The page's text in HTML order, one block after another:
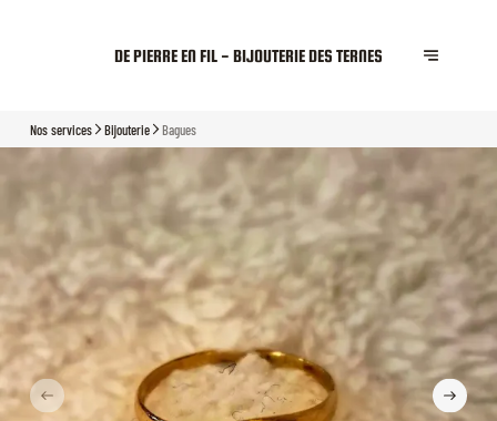
DE PIERRE EN FIL - BIJOUTERIE DES TERNES
Nos services Bijouterie Bagues